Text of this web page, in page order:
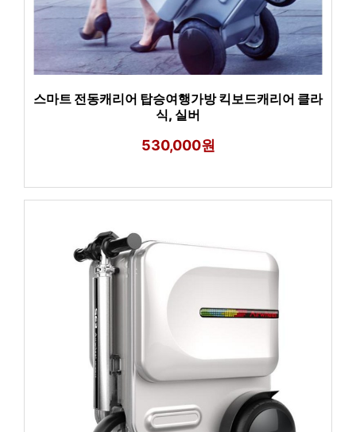
스마트 전동캐리어 탑승여행가방 킥보드캐리어 클라
식, 실버
530,000원